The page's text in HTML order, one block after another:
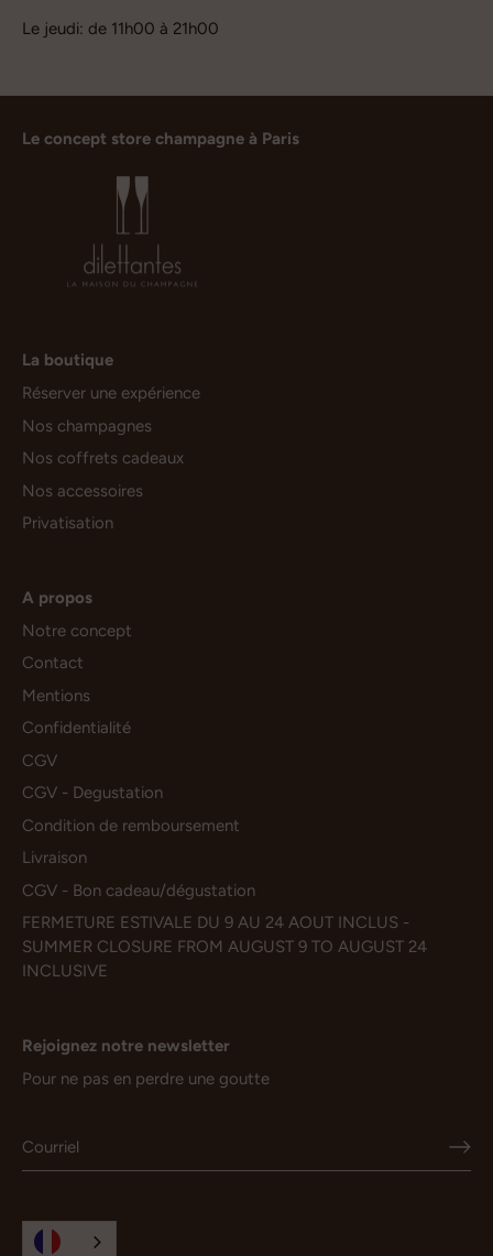
Le jeudi: de 11h00 à 21h00
Le concept store champagne à Paris
La boutique
Réserver une expérience
Nos champagnes
Nos coffrets cadeaux
Nos accessoires
Privatisation
A propos
Notre concept
Contact
Mentions
Confidentialité
CGV
CGV - Degustation
Condition de remboursement
Livraison
CGV - Bon cadeau/dégustation
FERMETURE ESTIVALE DU 9 AU 24 AOUT INCLUS -
SUMMER CLOSURE FROM AUGUST 9 TO AUGUST 24
INCLUSIVE
Rejoignez notre newsletter
Pour ne pas en perdre une goutte